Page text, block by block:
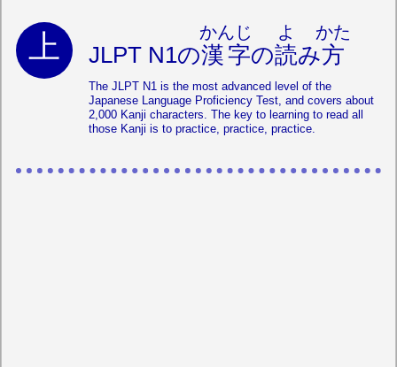
JLPT N1の漢字
かんじ
の読
よ
み方
かた
The JLPT N1 is the most advanced level of the
Japanese Language Proficiency Test, and covers about
2,000 Kanji characters. The key to learning to read all
those Kanji is to practice, practice, practice.